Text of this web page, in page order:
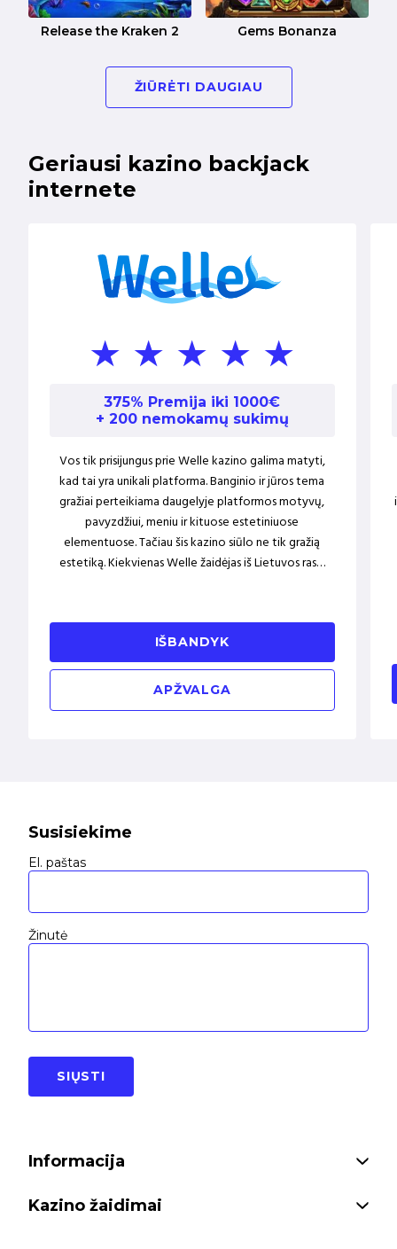
Release the Kraken 2 Gems Bonanza
ŽIŪRĖTI DAUGIAU
Geriausi kazino backjack
internete
375% Premija iki 1000€
+ 200 nemokamų sukimų
Vos tik prisijungus prie Welle kazino galima matyti,
kad tai yra unikali platforma. Banginio ir jūros tema
gražiai perteikiama daugelyje platformos motyvų,
pavyzdžiui, meniu ir kituose estetiniuose
elementuose. Tačiau šis kazino siūlo ne tik gražią
estetiką. Kiekvienas Welle žaidėjas iš Lietuvos ras…
IŠBANDYK
APŽVALGA
Informacija
Kazino žaidimai
Susisiekime
El. paštas
Žinutė
SIŲSTI